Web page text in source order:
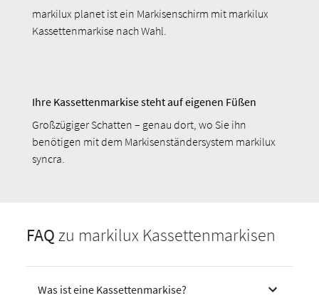
markilux planet ist ein Markisenschirm mit markilux
Kassettenmarkise nach Wahl.
Ihre Kassettenmarkise steht auf eigenen Füßen
Großzügiger Schatten – genau dort, wo Sie ihn
benötigen mit dem Markisenständersystem markilux
syncra.
FAQzu markilux Kassettenmarkisen
Was ist eine Kassettenmarkise?